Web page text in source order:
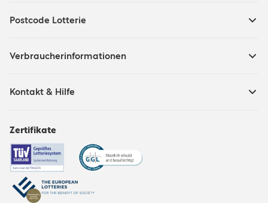
Postcode Lotterie
Verbraucherinformationen
Kontakt & Hilfe
Zertifikate